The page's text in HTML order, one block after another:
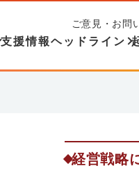
支援情報ヘッドライン
ご意見・お問
経営戦略